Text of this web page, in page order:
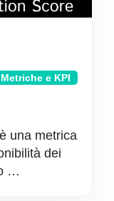
Metriche e KPI
una metrica
dei
…